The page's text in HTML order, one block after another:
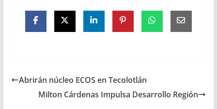
Abrirán núcleo ECOS en Tecolotlán
Milton Cárdenas Impulsa Desarrollo Región